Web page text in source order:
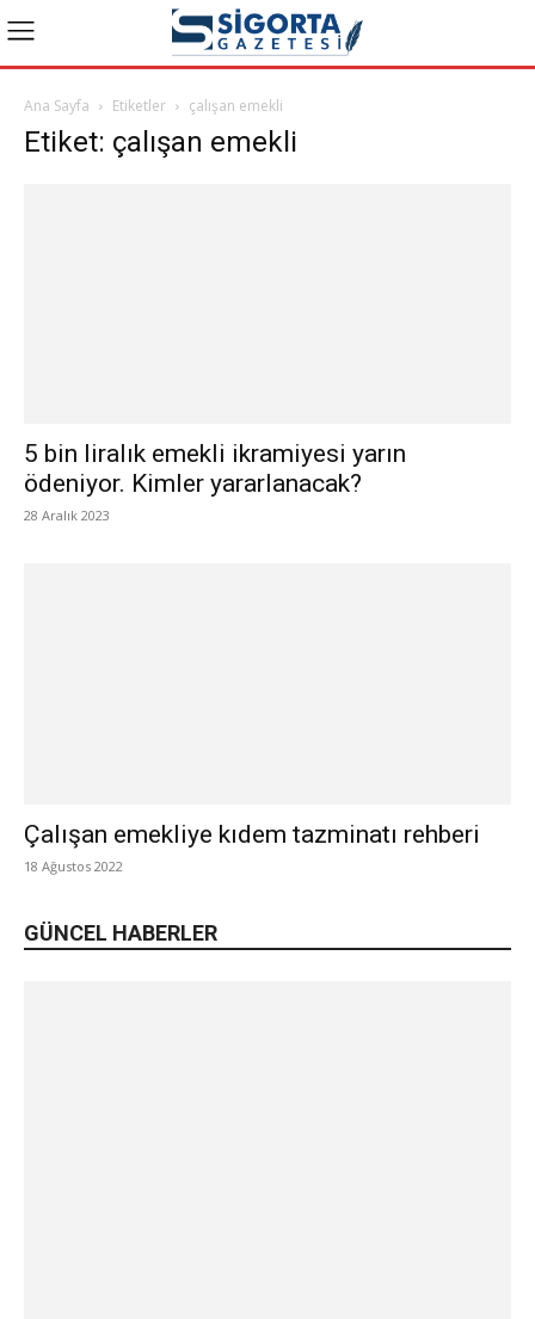
Ana Sayfa Etiketler çalışan emekli
Etiket: çalışan emekli
5 bin liralık emekli ikramiyesi yarın
ödeniyor. Kimler yararlanacak?
28 Aralık 2023
Çalışan emekliye kıdem tazminatı rehberi
18 Ağustos 2022
GÜNCEL HABERLER